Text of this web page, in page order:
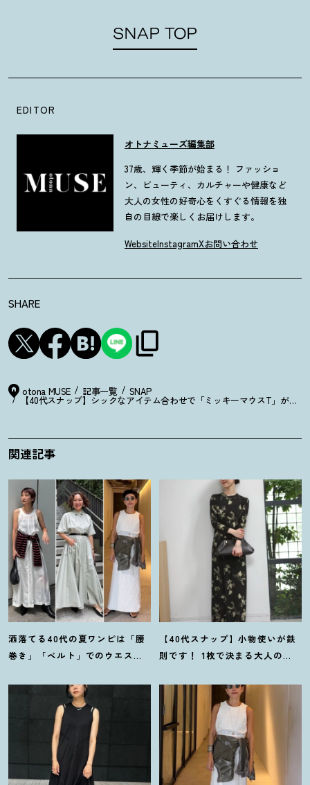
SNAP TOP
EDITOR
オトナミューズ編集部
37歳、輝く季節が始まる！ ファッショ
ン、ビューティ、カルチャーや健康など
大人の女性の好奇心をくすぐる情報を独
自の目線で楽しくお届けします。
WebsiteInstagramXお問い合わせ
SHARE
otona MUSE 記事一覧 SNAP
【40代スナップ】シックなアイテム合わせで「ミッキーマウスT」が大
関連記事
洒落てる40代の夏ワンピは「腰
巻き」「ベルト」でのウエスト
【40代スナップ】小物使いが鉄
則です ！ 1枚で決まる大人の
ん